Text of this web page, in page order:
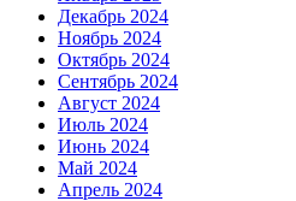
Декабрь 2024
Ноябрь 2024
Октябрь 2024
Сентябрь 2024
Август 2024
Июль 2024
Июнь 2024
Май 2024
Апрель 2024